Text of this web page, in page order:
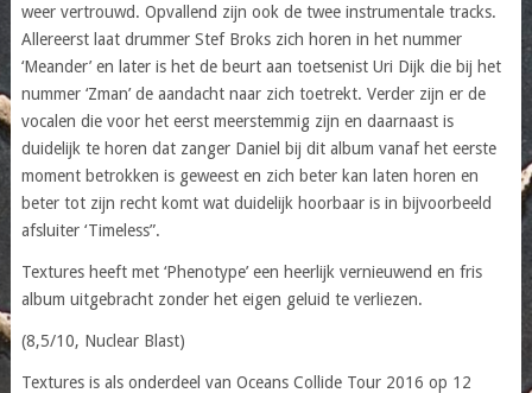
weer vertrouwd. Opvallend zijn ook de twee instrumentale tracks.
Allereerst laat drummer Stef Broks zich horen in het nummer
‘Meander’ en later is het de beurt aan toetsenist Uri Dijk die bij het
nummer ‘Zman’ de aandacht naar zich toetrekt. Verder zijn er de
vocalen die voor het eerst meerstemmig zijn en daarnaast is
duidelijk te horen dat zanger Daniel bij dit album vanaf het eerste
moment betrokken is geweest en zich beter kan laten horen en
beter tot zijn recht komt wat duidelijk hoorbaar is in bijvoorbeeld
afsluiter ‘Timeless”.
Textures heeft met ‘Phenotype’ een heerlijk vernieuwend en fris
album uitgebracht zonder het eigen geluid te verliezen.
(8,5/10, Nuclear Blast)
Textures is als onderdeel van Oceans Collide Tour 2016 op 12